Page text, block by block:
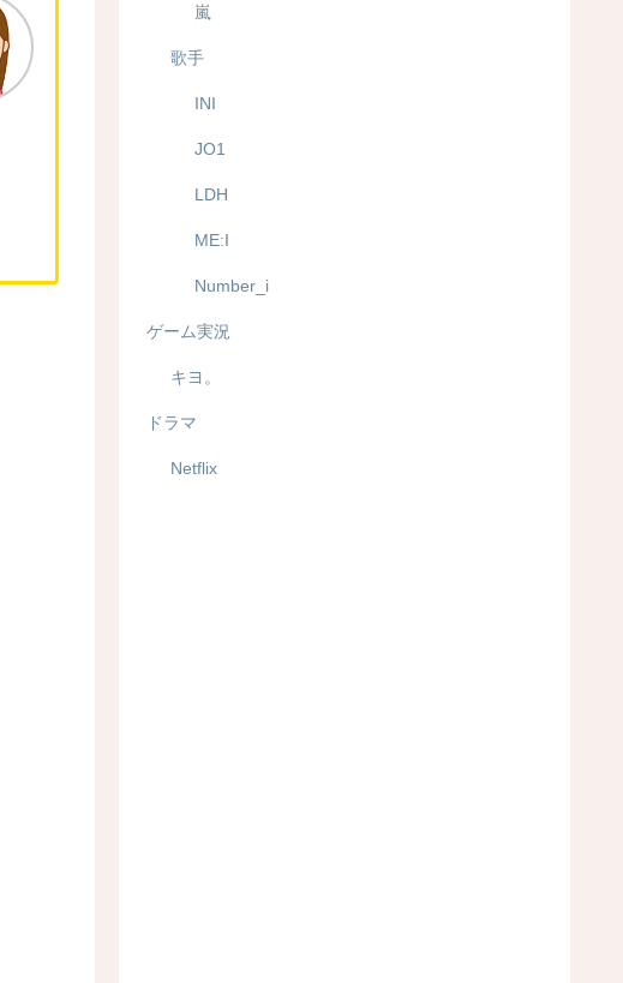
嵐
歌手
INI
JO1
LDH
ME:I
Number_i
ゲーム実況
キヨ。
ドラマ
Netflix